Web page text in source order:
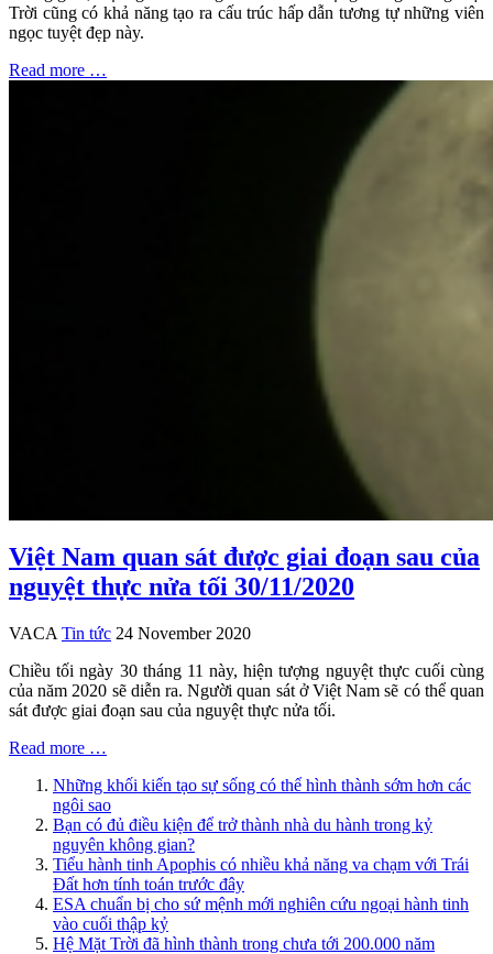
Trời cũng có khả năng tạo ra cấu trúc hấp dẫn tương tự những viên
ngọc tuyệt đẹp này.
Read more …
Việt Nam quan sát được giai đoạn sau của
nguyệt thực nửa tối 30/11/2020
VACA Tin tức 24 November 2020
Chiều tối ngày 30 tháng 11 này, hiện tượng nguyệt thực cuối cùng
của năm 2020 sẽ diễn ra. Người quan sát ở Việt Nam sẽ có thể quan
sát được giai đoạn sau của nguyệt thực nửa tối.
Read more …
Những khối kiến tạo sự sống có thể hình thành sớm hơn các
ngôi sao
Bạn có đủ điều kiện để trở thành nhà du hành trong kỷ
nguyên không gian?
Tiểu hành tinh Apophis có nhiều khả năng va chạm với Trái
Đất hơn tính toán trước đây
ESA chuẩn bị cho sứ mệnh mới nghiên cứu ngoại hành tinh
vào cuối thập kỷ
Hệ Mặt Trời đã hình thành trong chưa tới 200.000 năm